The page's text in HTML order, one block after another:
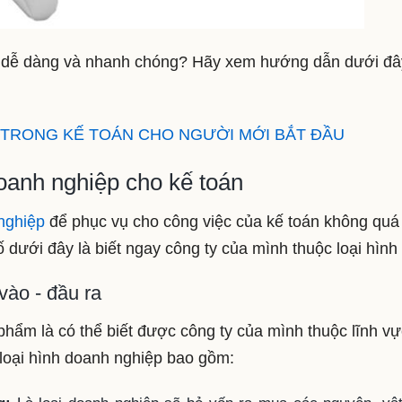
dàng và nhanh chóng? Hãy xem hướng dẫn dưới
KẾ TOÁN CHO NGƯỜI MỚI BẮT ĐẦU
nghiệp cho kế toán
để phục vụ cho công việc của kế toán không quá
đây là biết ngay công ty của mình thuộc loại hình
- đầu ra
là có thể biết được công ty của mình thuộc lĩnh
hình doanh nghiệp bao gồm: